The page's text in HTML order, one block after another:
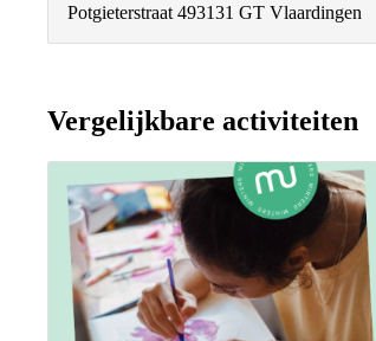
Potgieterstraat 493131 GT Vlaardingen
Vergelijkbare activiteiten